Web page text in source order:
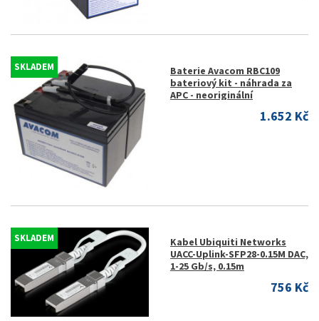
SKLADEM
Baterie Avacom RBC109
bateriový kit - náhrada za
APC - neoriginální
1.652 Kč
SKLADEM
Kabel Ubiquiti Networks
UACC-Uplink-SFP28-0.15M DAC,
1-25 Gb/s, 0.15m
756 Kč